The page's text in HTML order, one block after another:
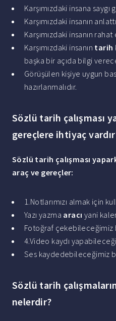
Karşımızdaki insana
Karşımızdaki insanın
Karşımızdaki insanın
Karşımızdaki insanın tarih
başka bir açıda bilgi
Görüşülen kişiye uygun
hazırlanmalıdır.
Sözlü tarih çalışması
gereçlere ihtiyaç
Sözlü tarih çalışması
araç ve gereçler:
1.Notlarımızı almak için
Yazı yazma aracı yani
Fotoğraf çekebileceğimiz
4.Video kaydı
Ses kaydedebileceğimiz
Sözlü tarih
nelerdir?